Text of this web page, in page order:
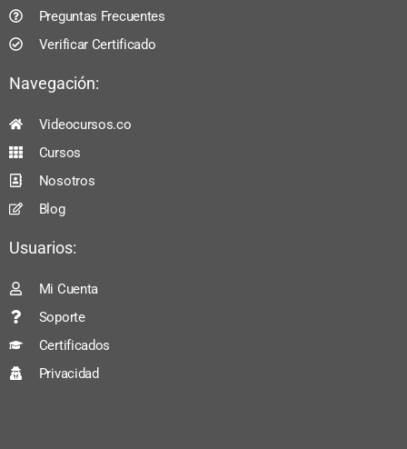
Preguntas Frecuentes
Verificar Certificado
Navegación:
Videocursos.co
Cursos
Nosotros
Blog
Usuarios:
Mi Cuenta
Soporte
Certificados
Privacidad